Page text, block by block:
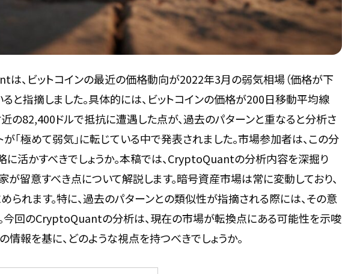
、ビットコインの最近の価格動向が2022年3月の弱気相場（価格が下
と指摘しました。具体的には、ビットコインの価格が200日移動平均線
の82,400ドルで抵抗に遭遇した点が、過去のパターンと重なると分析さ
が「極めて弱気」に転じている中で発表されました。市場参加者は、この分
活かすべきでしょうか。本稿では、CryptoQuantの分析内容を深掘り
が留意すべき点について解説します。暗号資産市場は常に変動しており、
れます。特に、過去のパターンとの類似性が指摘される際には、その意
今回のCryptoQuantの分析は、現在の市場が転換点にある可能性を示唆
情報を基に、どのような視点を持つべきでしょうか。